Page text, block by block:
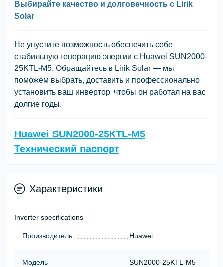
Выбирайте качество и долговечность с Lirik
Solar
Не упустите возможность обеспечить себе
стабильную генерацию энергии с Huawei SUN2000-
25KTL-M5. Обращайтесь в Lirik Solar — мы
поможем выбрать, доставить и профессионально
установить ваш инвертор, чтобы он работал на вас
долгие годы.
Huawei SUN2000-25KTL-M5
Технический паспорт
Характеристики
Inverter specifications
Производитель Huawei
Модель SUN2000-25KTL-M5